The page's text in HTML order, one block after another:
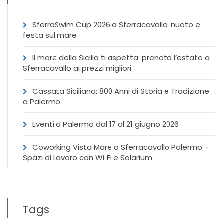
SferraSwim Cup 2026 a Sferracavallo: nuoto e
festa sul mare
Il mare della Sicilia ti aspetta: prenota l’estate a
Sferracavallo ai prezzi migliori
Cassata Siciliana: 800 Anni di Storia e Tradizione
a Palermo
Eventi a Palermo dal 17 al 21 giugno 2026
Coworking Vista Mare a Sferracavallo Palermo –
Spazi di Lavoro con Wi‑Fi e Solarium
Tags